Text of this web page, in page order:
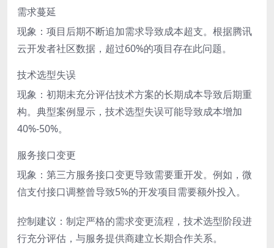
需求蔓延
现象：项目后期不断追加需求导致成本超支。根据腾讯
云开发者社区数据，超过60%的项目存在此问题。
技术选型失误
现象：初期未充分评估技术方案的长期成本导致后期重
构。典型案例显示，技术选型失误可能导致成本增加
40%-50%。
服务接口变更
现象：第三方服务接口变更导致需要重开发。例如，微
信支付接口调整曾导致5%的开发项目需要额外投入。
控制建议：制定严格的需求变更流程，技术选型阶段进
行充分评估，与服务提供商建立长期合作关系。